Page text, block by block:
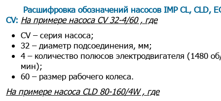
Расшифровка обозначений насосов IMP CL, CLD,
CV: На примере насоса CV 32-4/60 , где
CV – серия насоса;
32 – диаметр подсоединения, мм;
4 – количество полюсов электродвигателя (1480
мин);
60 – размер рабочего колеса.
На примере насоса CLD 80-160/4W , где